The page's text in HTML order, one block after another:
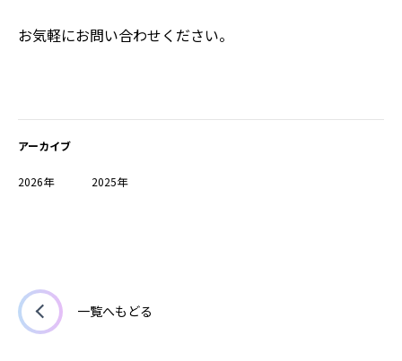
お気軽にお問い合わせください。
アーカイブ
2026年 2025年
一覧へもどる